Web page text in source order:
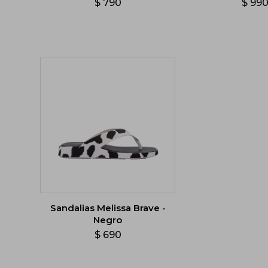
$ 790
$ 990
Sandalias Melissa Brave -
Negro
$ 690